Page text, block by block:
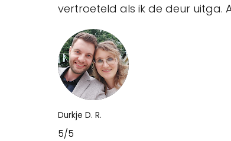
vertroeteld als ik de deur uitga.
Durkje D. R.
5/5